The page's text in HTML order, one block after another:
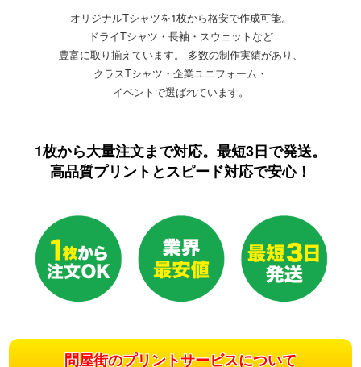
オリジナルTシャツを1枚から格安で作成可能。
ドライTシャツ・長袖・スウェットなど
豊富に取り揃えています。
多数の制作実績があり、
クラスTシャツ・企業ユニフォーム・
イベントで選ばれています。
1枚から大量注文まで対応。最短3日で発送。
高品質プリントとスピード対応で安心！
問屋街のプリントサービスについて